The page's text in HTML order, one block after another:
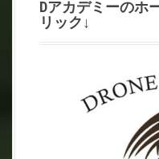
Dアカデミーのホ
リック↓